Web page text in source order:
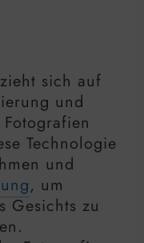
sich auf
und
Technologie
und
, um
Gesichts zu